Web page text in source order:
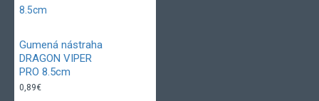
Gumená nástraha
DRAGON VIPER
PRO 8.5cm
0,89€